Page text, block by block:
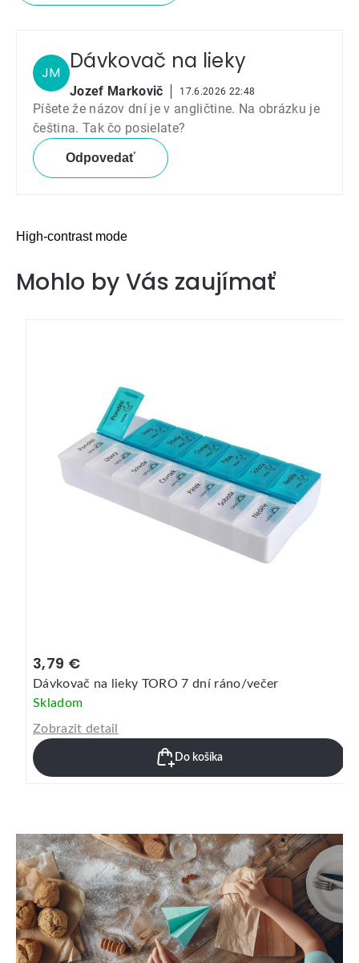
JM Dávkovač na lieky
Jozef Markovič 17.6.2026 22:48
Píšete že názov dní je v angličtine. Na obrázku je
čeština. Tak čo posielate?
Odpovedať
High-contrast mode
Mohlo by Vás zaujímať
3,79 €
Dávkovač na lieky TORO 7 dní ráno/večer
Skladom
Zobrazit detail
Do košíka